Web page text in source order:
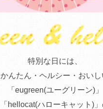
特別な日には、
かんたん・ヘルシー・おいし
「eugreen(ユーグリーン)」
「hellocat(ハローキャット)